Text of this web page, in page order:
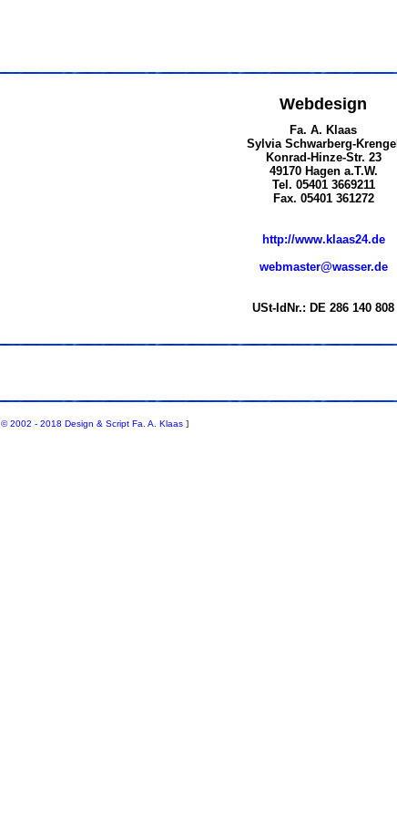
Webdesign
Fa. A. Klaas
Sylvia Schwarberg-Krengel
Konrad-Hinze-Str. 23
49170 Hagen a.T.W.
Tel. 05401 3669211
Fax. 05401 361272
http://www.klaas24.de
webmaster@wasser.de
USt-IdNr.: DE 286 140 808
© 2002 - 2018 Design & Script Fa. A. Klaas ]